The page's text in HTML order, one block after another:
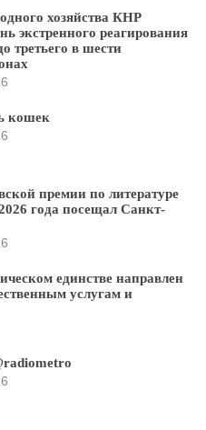
хозяйства КНР
экстренного реагирования
третьего в шести
кошек
премии по литературе
года посещал Санкт-
единстве направлен
услугам и